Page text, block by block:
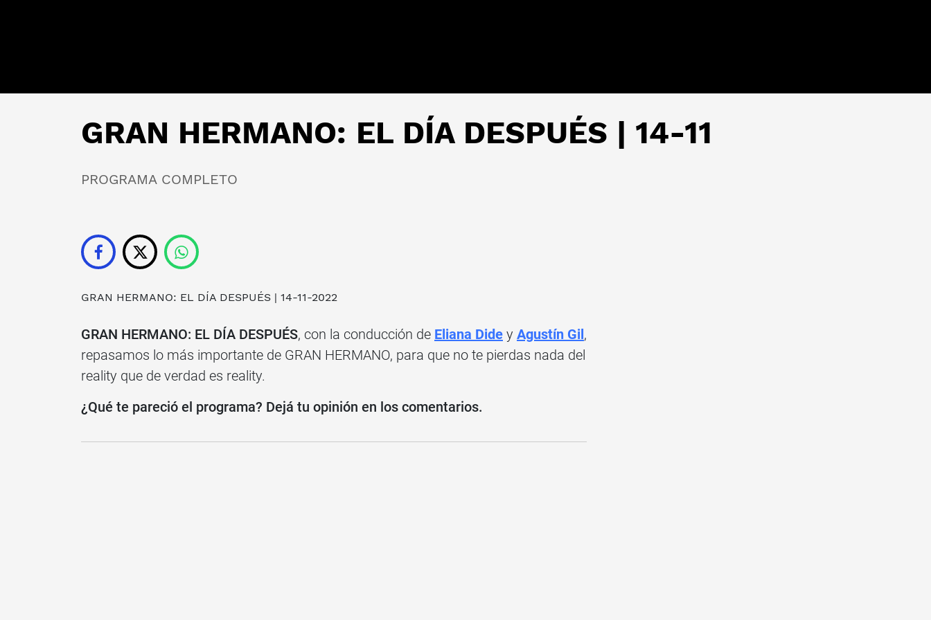
GRAN HERMANO: EL DÍA DESPUÉS | 14-11
PROGRAMA COMPLETO
GRAN HERMANO: EL DÍA DESPUÉS | 14-11-2022
GRAN HERMANO: EL DÍA DESPUÉS, con la conducción de Eliana Dide y Agustín Gil,
repasamos lo más importante de GRAN HERMANO, para que no te pierdas nada del
reality que de verdad es reality.
¿Qué te pareció el programa? Dejá tu opinión en los comentarios.